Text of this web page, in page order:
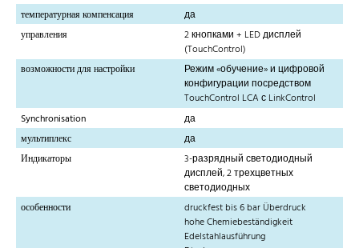
температурная компенсация
да
управления
2 кнопками + LED дисплей
(TouchControl)
возможности для настройки
Режим «обучение» и цифровой
конфигурации посредством
TouchControl LCA с LinkControl
Synchronisation
да
мультиплекс
да
Индикаторы
3-разрядный светодиодный
дисплей, 2 трехцветных
светодиодных
особенности
druckfest bis 6 bar Überdruck
hohe Chemiebeständigkeit
Edelstahlausführung